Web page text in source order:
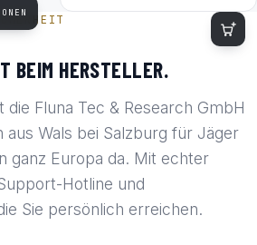
BEIM HERSTELLER.
Fluna Tec & Research GmbH
aus Wals bei Salzburg für Jäger
ganz Europa da. Mit echter
Hotline und
Sie persönlich erreichen.